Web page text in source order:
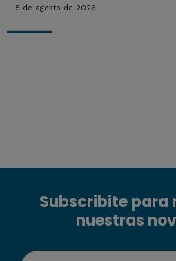
5 de agosto de 2026
Subscribite para
nuestras